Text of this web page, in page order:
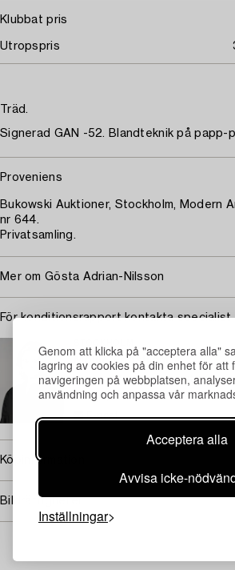
Genom att klicka på "acceptera alla"
lagring av cookies på din enhet för att
navigeringen på webbplatsen,
användning och anpassa vår
Acceptera alla
Avvisa icke-
Inställningar
Klubbat pris
Utropspris
Träd.
Signerad GAN -52. Blandteknik på papp-
Proveniens
Bukowski Auktioner, Stockholm, Modern
nr 644.
Privatsamling.
Mer om Gösta Adrian-Nilsson
För konditionsrapport kontakta specialist
Mollie Engström
Specialist modern konst och
+46 (0)70 748 22 63
E-post
Köpinformation
Bildrättigheter